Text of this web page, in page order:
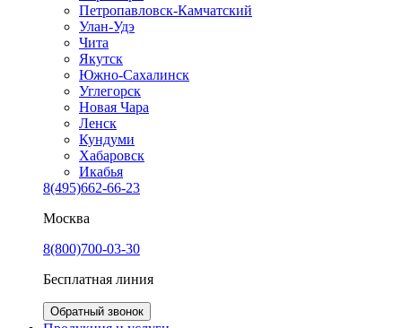
Петропавловск-Камчатский
Улан-Удэ
Чита
Якутск
Южно-Сахалинск
Углегорск
Новая Чара
Ленск
Кундуми
Хабаровск
Икабья
8(495)662-66-23
Москва
8(800)700-03-30
Бесплатная линия
Обратный звонок